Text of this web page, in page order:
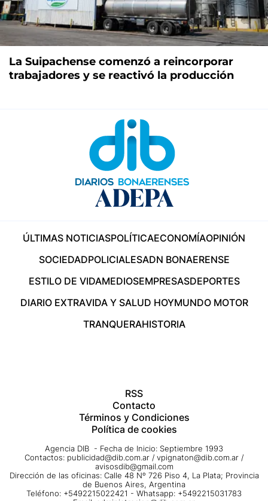
La Suipachense comenzó a reincorporar
trabajadores y se reactivó la producción
ÚLTIMAS NOTICIASPOLÍTICAECONOMÍAOPINIÓN
SOCIEDADPOLICIALESADN BONAERENSE
ESTILO DE VIDAMEDIOSEMPRESASDEPORTES
DIARIO EXTRAVIDA Y SALUD HOYMUNDO MOTOR
TRANQUERAHISTORIA
RSS
Contacto
Términos y Condiciones
Política de cookies
Agencia DIB - Fecha de Inicio: Septiembre 1993
Contactos: publicidad@dib.com.ar / vpignaton@dib.com.ar /
avisosdib@gmail.com
Dirección de las oficinas: Calle 48 Nº 726 Piso 4, La Plata; Provincia
de Buenos Aires, Argentina
Teléfono: +5492215022421 - Whatsapp: +5492215031783